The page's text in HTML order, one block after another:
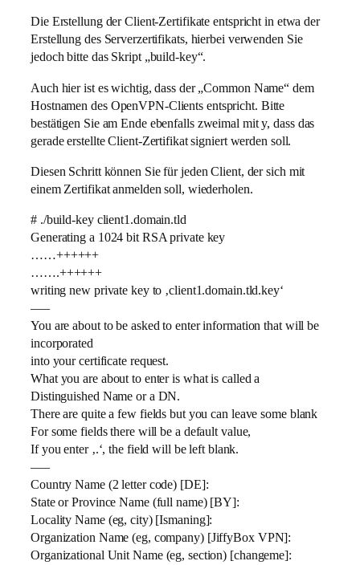
Die Erstellung der Client-Zertifikate entspricht in etwa der
Erstellung des Serverzertifikats, hierbei verwenden Sie
jedoch bitte das Skript „build-key“.
Auch hier ist es wichtig, dass der „Common Name“ dem
Hostnamen des OpenVPN-Clients entspricht. Bitte
bestätigen Sie am Ende ebenfalls zweimal mit y, dass das
gerade erstellte Client-Zertifikat signiert werden soll.
Diesen Schritt können Sie für jeden Client, der sich mit
einem Zertifikat anmelden soll, wiederholen.
# ./build-key client1.domain.tld
Generating a 1024 bit RSA private key
……++++++
…….++++++
writing new private key to ‚client1.domain.tld.key‘
—–
You are about to be asked to enter information that will be
incorporated
into your certificate request.
What you are about to enter is what is called a
Distinguished Name or a DN.
There are quite a few fields but you can leave some blank
For some fields there will be a default value,
If you enter ‚.‘, the field will be left blank.
—–
Country Name (2 letter code) [DE]:
State or Province Name (full name) [BY]:
Locality Name (eg, city) [Ismaning]:
Organization Name (eg, company) [JiffyBox VPN]:
Organizational Unit Name (eg, section) [changeme]: